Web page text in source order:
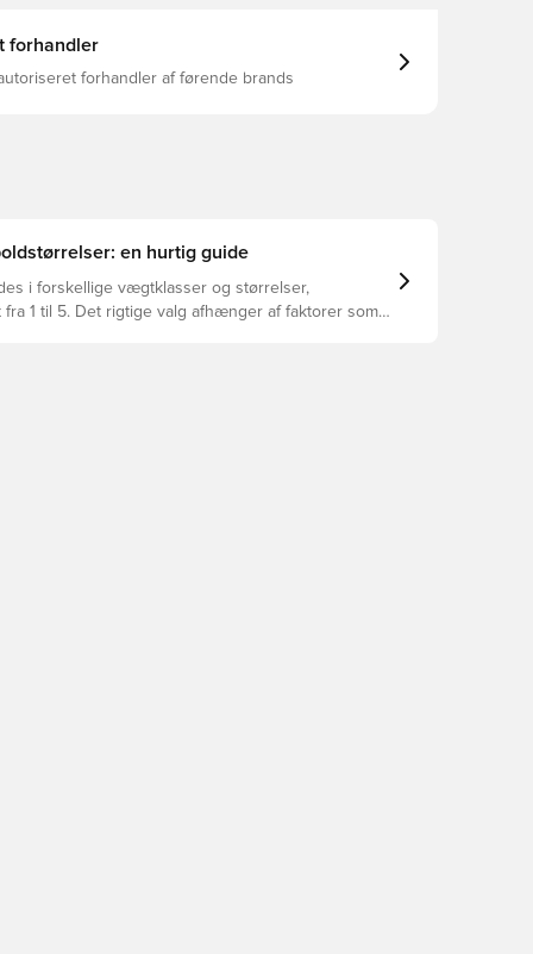
forhandler
forhandler af førende brands
en hurtig guide
i forskellige vægtklasser og størrelser,
fra 1 til 5. Det rigtige valg afhænger af faktorer som